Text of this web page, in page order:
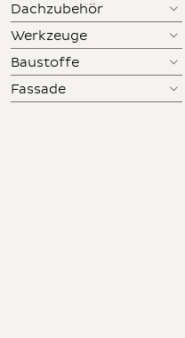
Dachzubehör
Werkzeuge
Baustoffe
Fassade